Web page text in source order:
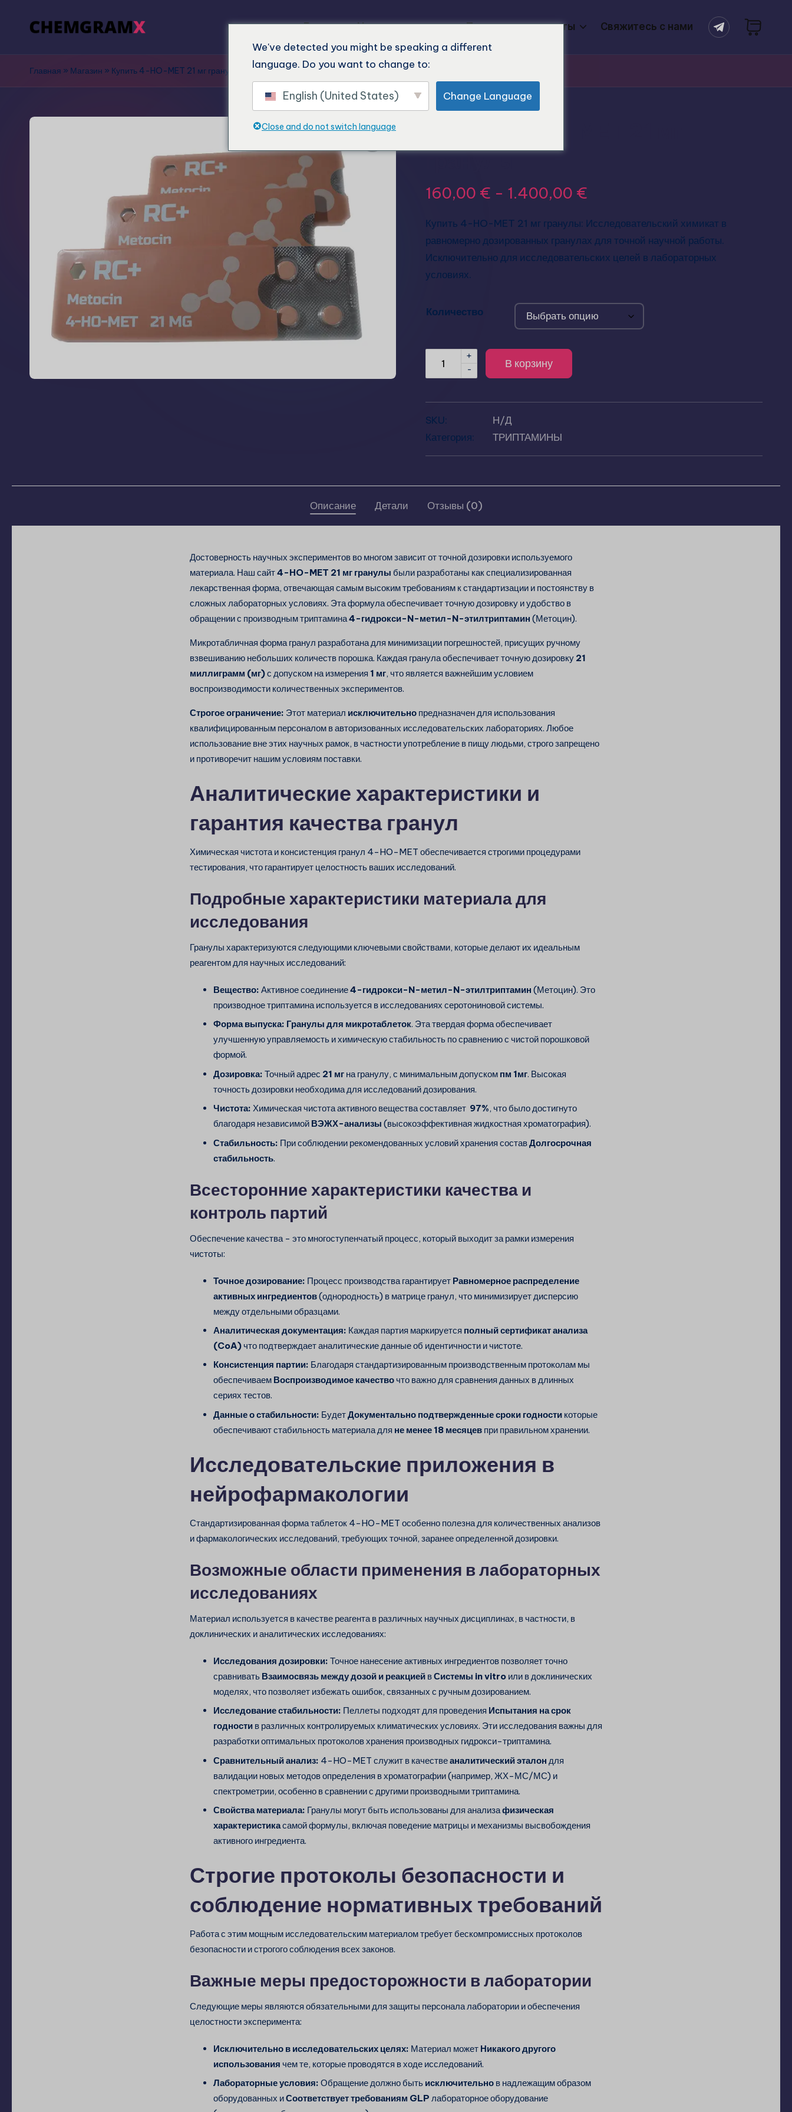
Главная Наша продукция Последние продукты Свяжитесь с нами
Главная » Магазин » Купить 4-HO-MET 21 мг гранулы
гранулы
160,00 € - 1.400,00 €
Купить 4-HO-MET 21 мг гранулы: Исследовательский химикат в
равномерно дозированных гранулах для точной научной работы.
Исключительно для исследовательских целей в лабораторных
условиях.
Количество
-
+
В корзину
SKU:
Н/Д
Категория:
ТРИПТАМИНЫ
Описание Детали Отзывы (0)
Достоверность научных экспериментов во многом зависит от точной дозировки используемого
материала. Наш сайт4-HO-MET 21 мг гранулы были разработаны как специализированная
лекарственная форма, отвечающая самым высоким требованиям к стандартизации и постоянству в
сложных лабораторных условиях. Эта формула обеспечивает точную дозировку и удобство в
обращении с производным триптамина4-гидрокси-N-метил-N-этилтриптамин (Метоцин).
Микротабличная форма гранул разработана для минимизации погрешностей, присущих ручному
взвешиванию небольших количеств порошка. Каждая гранула обеспечивает точную дозировку 21
миллиграмм (мг)с допуском на измерения 1 мг, что является важнейшим условием
воспроизводимости количественных экспериментов.
Строгое ограничение: Этот материал исключительно предназначен для использования
квалифицированным персоналом в авторизованных исследовательских лабораториях. Любое
использование вне этих научных рамок, в частности употребление в пищу людьми, строго запрещено
и противоречит нашим условиям поставки.
Аналитические характеристики и
гарантия качества гранул
Химическая чистота и консистенция гранул 4-HO-MET обеспечивается строгими процедурами
тестирования, что гарантирует целостность ваших исследований.
Подробные характеристики материала для
исследования
Гранулы характеризуются следующими ключевыми свойствами, которые делают их идеальным
реагентом для научных исследований:
Вещество: Активное соединение4-гидрокси-N-метил-N-этилтриптамин (Метоцин). Это
производное триптамина используется в исследованиях серотониновой системы.
Форма выпуска: Гранулы для микротаблеток. Эта твердая форма обеспечивает
улучшенную управляемость и химическую стабильность по сравнению с чистой порошковой
формой.
Дозировка: Точный адрес 21 мг на гранулу, с минимальным допуском пм 1мг. Высокая
точность дозировки необходима для исследований дозирования.
Чистота: Химическая чистота активного вещества составляет 97%, что было достигнуто
благодаря независимой ВЭЖХ-анализы (высокоэффективная жидкостная хроматография).
Стабильность: При соблюдении рекомендованных условий хранения составДолгосрочная
стабильность.
Всесторонние характеристики качества и
контроль партий
Обеспечение качества - это многоступенчатый процесс, который выходит за рамки измерения
чистоты:
Точное дозирование: Процесс производства гарантирует Равномерное распределение
активных ингредиентов(однородность) в матрице гранул, что минимизирует дисперсию
между отдельными образцами.
Аналитическая документация: Каждая партия маркируется полный сертификат анализа
(CoA) что подтверждает аналитические данные об идентичности и чистоте.
Консистенция партии: Благодаря стандартизированным производственным протоколам мы
обеспечиваем Воспроизводимое качество что важно для сравнения данных в длинных
сериях тестов.
Данные о стабильности: БудетДокументально подтвержденные сроки годности которые
обеспечивают стабильность материала для не менее 18 месяцев при правильном хранении.
Исследовательские приложения в
нейрофармакологии
Стандартизированная форма таблеток 4-HO-MET особенно полезна для количественных анализов
и фармакологических исследований, требующих точной, заранее определенной дозировки.
Возможные области применения в лабораторных
исследованиях
Материал используется в качестве реагента в различных научных дисциплинах, в частности, в
доклинических и аналитических исследованиях:
Исследования дозировки: Точное нанесение активных ингредиентов позволяет точно
сравнивать Взаимосвязь между дозой и реакцией вСистемы in vitro или в доклинических
моделях, что позволяет избежать ошибок, связанных с ручным дозированием.
Исследование стабильности: Пеллеты подходят для проведения Испытания на срок
годности в различных контролируемых климатических условиях. Эти исследования важны для
разработки оптимальных протоколов хранения производных гидрокси-триптамина.
Сравнительный анализ: 4-HO-MET служит в качествеаналитический эталон для
валидации новых методов определения в хроматографии (например, ЖХ-МС/МС) и
спектрометрии, особенно в сравнении с другими производными триптамина.
Свойства материала: Гранулы могут быть использованы для анализафизическая
характеристикасамой формулы, включая поведение матрицы и механизмы высвобождения
активного ингредиента.
Строгие протоколы безопасности и
соблюдение нормативных требований
Работа с этим мощным исследовательским материалом требует бескомпромиссных протоколов
безопасности и строгого соблюдения всех законов.
Важные меры предосторожности в лаборатории
Следующие меры являются обязательными для защиты персонала лаборатории и обеспечения
целостности эксперимента:
Исключительно в исследовательских целях: Материал может Никакого другого
использования чем те, которые проводятся в ходе исследований.
Лабораторные условия: Обращение должно быть исключительно в надлежащим образом
оборудованных иСоответствует требованиям GLP лабораторное оборудование
We've detected you might be speaking a different
language. Do you want to change to:
English (United States) Change Language
Close and do not switch language